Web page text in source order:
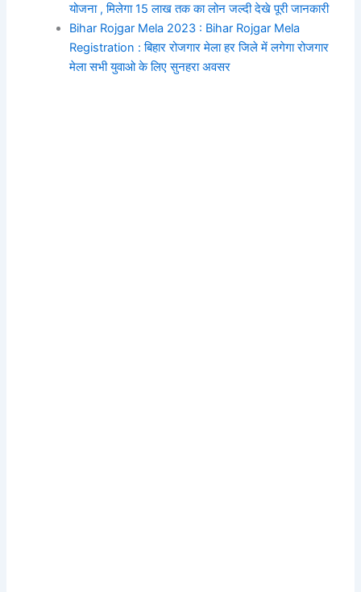
योजना , मिलेगा 15 लाख तक का लोन जल्दी देखे पूरी जानकारी
Bihar Rojgar Mela 2023 : Bihar Rojgar Mela
Registration : बिहार रोजगार मेला हर जिले में लगेगा रोजगार
मेला सभी युवाओ के लिए सुनहरा अवसर